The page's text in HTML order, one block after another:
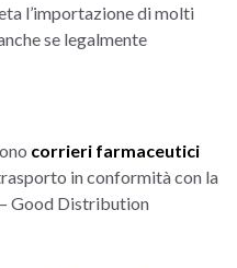
l’importazione di molti
se legalmente
corrieri farmaceutici
in conformità con la
Good Distribution